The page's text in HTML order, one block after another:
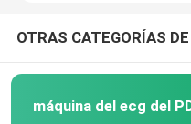
OTRAS CATEGORÍAS
máquina del ecg del